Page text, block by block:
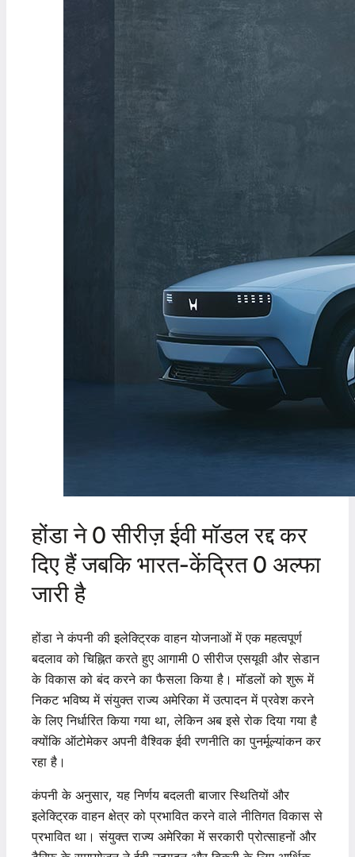
होंडा ने 0 सीरीज़ ईवी मॉडल रद्द कर
दिए हैं जबकि भारत-केंद्रित 0 अल्फा
जारी है
होंडा ने कंपनी की इलेक्ट्रिक वाहन योजनाओं में एक महत्वपूर्ण
बदलाव को चिह्नित करते हुए आगामी 0 सीरीज एसयूवी और सेडान
के विकास को बंद करने का फैसला किया है। मॉडलों को शुरू में
निकट भविष्य में संयुक्त राज्य अमेरिका में उत्पादन में प्रवेश करने
के लिए निर्धारित किया गया था, लेकिन अब इसे रोक दिया गया है
क्योंकि ऑटोमेकर अपनी वैश्विक ईवी रणनीति का पुनर्मूल्यांकन कर
रहा है।
कंपनी के अनुसार, यह निर्णय बदलती बाजार स्थितियों और
इलेक्ट्रिक वाहन क्षेत्र को प्रभावित करने वाले नीतिगत विकास से
प्रभावित था। संयुक्त राज्य अमेरिका में सरकारी प्रोत्साहनों और